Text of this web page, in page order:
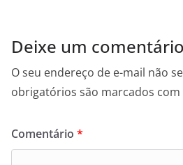
Deixe um comentário
O seu endereço de e-mail não
obrigatórios são marcados com
Comentário *